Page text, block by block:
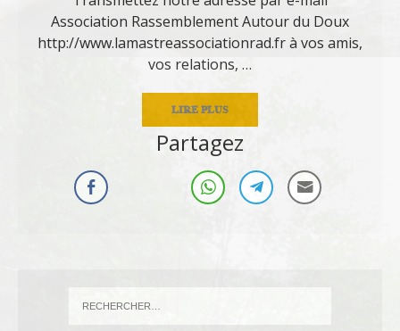
Association Rassemblement Autour du Doux
http://www.lamastreassociationrad.fr à vos amis,
vos relations, …
LIRE PLUS
Partagez